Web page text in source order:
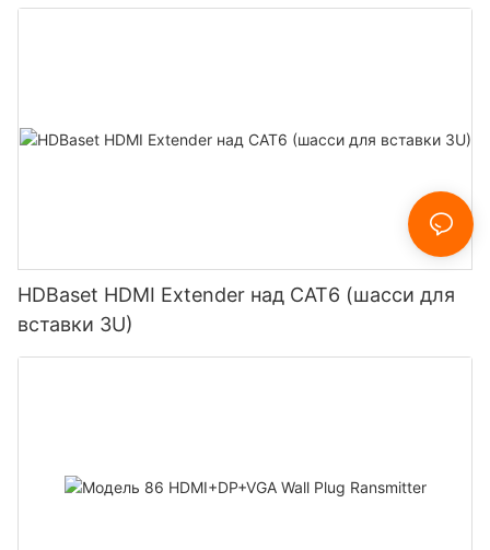
HDBaset HDMI Extender над CAT6 (шасси для
вставки 3U)